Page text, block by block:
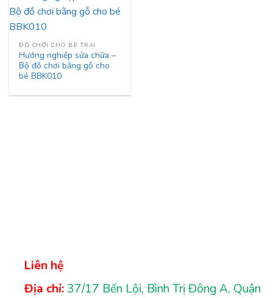
ĐỒ CHƠI CHO BÉ TRAI
Hướng nghiệp sửa chữa –
Bộ đồ chơi bằng gỗ cho
bé BBK010
Liên hệ
Địa chỉ: 37/17 Bến Lội, Bình Trị Đông A, Quận